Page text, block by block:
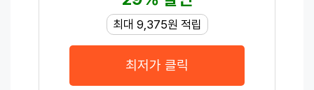
최대 9,375원 적립
최저가 클릭